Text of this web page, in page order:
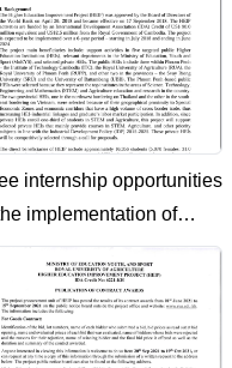
internship opportunities
implementation of
projects and
assistantships of
Higher Education
Project (HEIP)